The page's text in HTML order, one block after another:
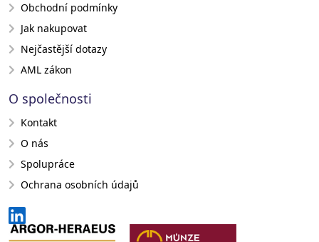
Obchodní podmínky
Jak nakupovat
Nejčastější dotazy
AML zákon
O společnosti
Kontakt
O nás
Spolupráce
Ochrana osobních údajů